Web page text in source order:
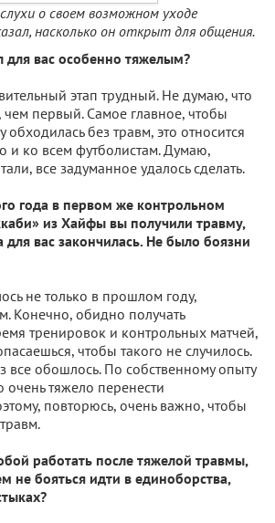
о своем возможном уходе
насколько он открыт для общения.
вас особенно тяжелым?
этап трудный. Не думаю, что
чем первый. Самое главное, чтобы
обходилась без травм, это относится
и ко всем футболистам. Думаю,
все задуманное удалось сделать.
года в первом же контрольном
из Хайфы вы получили травму,
для вас закончилась. Не было боязни
не только в прошлом году,
Конечно, обидно получать
тренировок и контрольных матчей,
чтобы такого не случилось.
все обошлось. По собственному опыту
очень тяжело перенести
повторюсь, очень важно, чтобы
работать после тяжелой травмы,
не бояться идти в единоборства,